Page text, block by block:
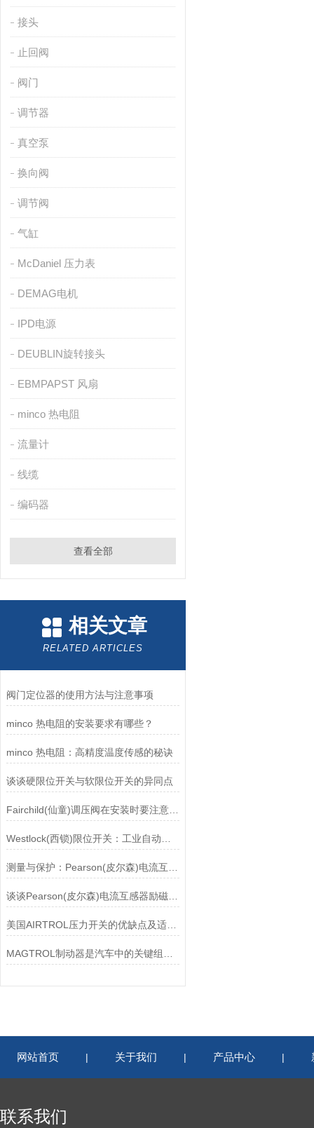
接头
止回阀
阀门
调节器
真空泵
换向阀
调节阀
气缸
McDaniel 压力表
DEMAG电机
IPD电源
DEUBLIN旋转接头
EBMPAPST 风扇
minco 热电阻
流量计
线缆
编码器
查看全部
相关文章
RELATED ARTICLES
阀门定位器的使用方法与注意事项
minco 热电阻的安装要求有哪些？
minco 热电阻：高精度温度传感的秘诀
谈谈硬限位开关与软限位开关的异同点
Fairchild(仙童)调压阀在安装时要注意有哪些需要注意的地方？
谈谈Pearson(皮尔森)电流互感器励磁特性试验的目的
美国AIRTROL压力开关的优缺点及适用范围讲解
网站首页 | 关于我们 | 产品中心 |
联系我们